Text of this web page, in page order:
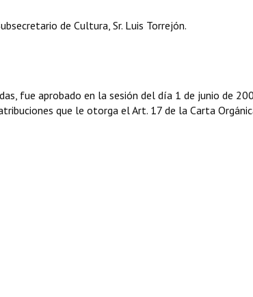
de Cultura, Sr. Luis Torrejón.
fue aprobado en la sesión del día 1 de junio de
que le otorga el Art. 17 de la Carta